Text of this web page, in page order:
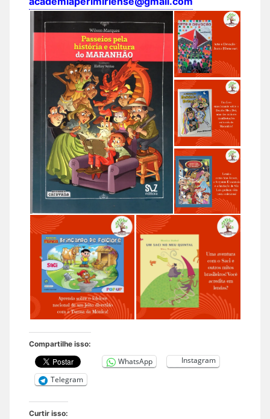
Compartilhe isso:
WhatsApp
Instagram
Telegram
Curtir isso: